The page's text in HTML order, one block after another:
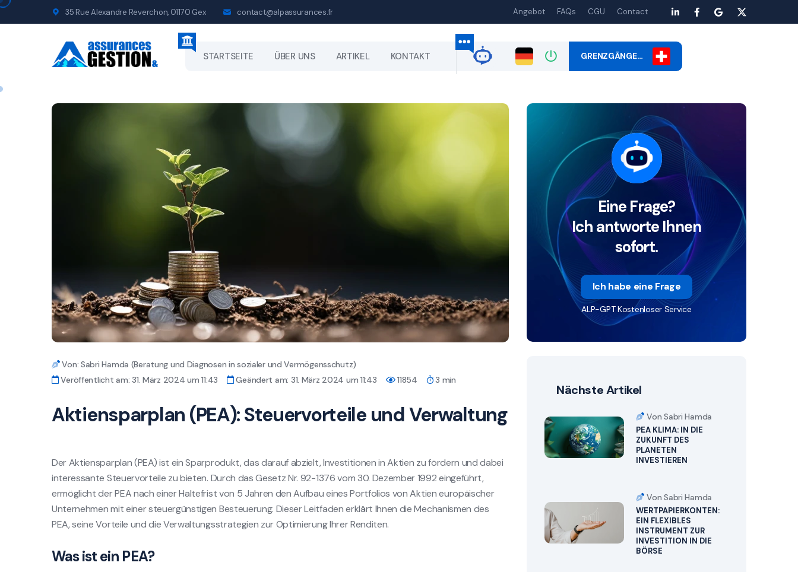
35 Rue Alexandre Reverchon, 01170 Gex contact@alpassurances.fr Angebot FAQs CGU Contact
STARTSEITE ÜBER UNS ARTIKEL KONTAKT GRENZGÄNGE…
Von: Sabri Hamda (Beratung und Diagnosen in sozialer und Vermögensschutz)
Veröffentlicht am: 31. März 2024 um 11:43
Geändert am: 31. März 2024 um 11:43 11854 3 min
Aktiensparplan (PEA): Steuervorteile und Verwaltung
Der Aktiensparplan (PEA) ist ein Sparprodukt, das darauf abzielt, Investitionen in Aktien zu fördern und dabei
interessante Steuervorteile zu bieten. Durch das Gesetz Nr. 92-1376 vom 30. Dezember 1992 eingeführt,
ermöglicht der PEA nach einer Haltefrist von 5 Jahren den Aufbau eines Portfolios von Aktien europäischer
Unternehmen mit einer steuergünstigen Besteuerung. Dieser Leitfaden erklärt Ihnen die Mechanismen des
PEA, seine Vorteile und die Verwaltungsstrategien zur Optimierung Ihrer Renditen.
Was ist ein PEA?
Eine Frage?
Ich antworte Ihnen
sofort.
Ich habe eine Frage
ALP-GPT Kostenloser Service
Nächste Artikel
Von Sabri Hamda
PEA KLIMA: IN DIE
ZUKUNFT DES
PLANETEN
INVESTIEREN
Von Sabri Hamda
WERTPAPIERKONTEN:
EIN FLEXIBLES
INSTRUMENT ZUR
INVESTITION IN DIE
BÖRSE